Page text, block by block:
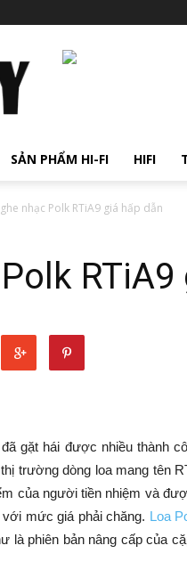
SẢN PHẨM HI-FI HIFI
nhạc Polk RTiA9 giá hấp dẫn
gặt hái được nhiều thành
trường dòng loa mang tên
của người tiền nhiệm và
mức giá phải chăng. Loa
là phiên bản nâng cấp của